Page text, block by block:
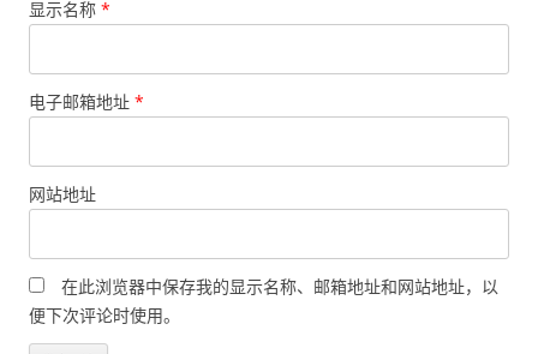
显示名称 *
电子邮箱地址 *
网站地址
在此浏览器中保存我的显示名称、邮箱地址和网站地址，以
便下次评论时使用。